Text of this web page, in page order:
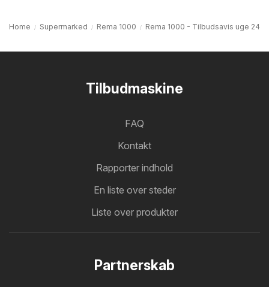
Home Supermarked Rema 1000 Rema 1000 - Tilbudsavis uge 24
Tilbudmaskine
FAQ
Kontakt
Rapporter indhold
En liste over steder
Liste over produkter
Partnerskab